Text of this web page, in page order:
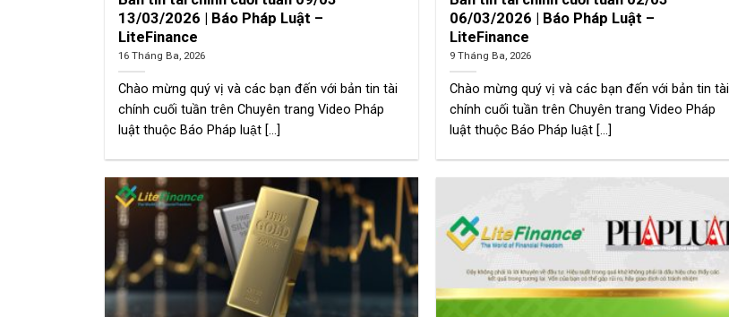
13/03/2026 | Báo Pháp Luật –
LiteFinance
16 Tháng Ba, 2026
Chào mừng quý vị và các bạn đến với bản tin tài
chính cuối tuần trên Chuyên trang Video Pháp
luật thuộc Báo Pháp luật [...]
06/03/2026 | Báo Pháp Luật –
LiteFinance
9 Tháng Ba, 2026
Chào mừng quý vị và các bạn đến với bản tin tài
chính cuối tuần trên Chuyên trang Video Pháp
luật thuộc Báo Pháp luật [...]